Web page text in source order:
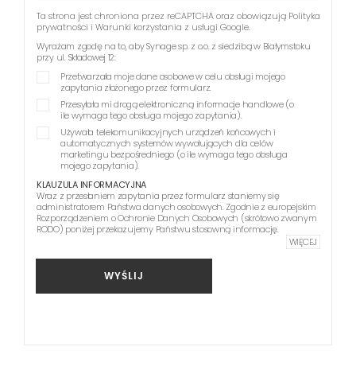
Ta strona jest chroniona przez reCAPTCHA oraz obowiązują Polityka
prywatności i Warunki korzystania z usługi Google.
Wyrażam zgodę na to, aby Synage sp. z o.o. z siedzibą w Białymstoku
przy ul. Składowej 12:
Przetwarzała moje dane osobowe w celu obsługi mojego
zapytania złożonego przez formularz.
Przesyłała mi drogą elektroniczną informacje handlowe (o
ile wymaga tego obsługa mojego zapytania).
Używała telekomunikacyjnych urządzeń końcowych i
automatycznych systemów wywołujących dla celów
marketingu bezpośredniego (o ile wymaga tego obsługa
mojego zapytania).
KLAUZULA INFORMACYJNA
Wraz z przesłaniem zapytania przez formularz staniemy się
administratorem Państwa danych osobowych. Zgodnie z europejskim
Rozporządzeniem o Ochronie Danych Osobowych (skrótowo zwanym
RODO) poniżej przekazujemy Państwu stosowną informację.
WIĘCEJ
WYŚLIJ